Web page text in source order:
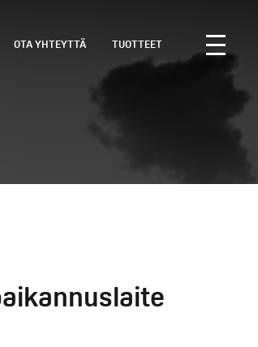
OTA YHTEYTTÄ TUOTTEET